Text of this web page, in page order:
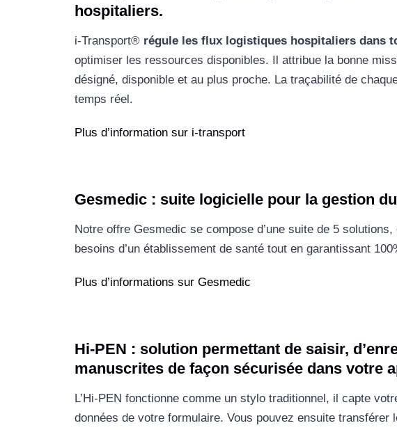
hospitaliers.
i-Transport® régule les flux logistiques hospitaliers dans
optimiser les ressources disponibles. Il attribue la bonne
désigné, disponible et au plus proche. La traçabilité de
temps réel.
Plus d’information sur i-transport
Gesmedic : suite logicielle pour la gestion
Notre offre Gesmedic se compose d’une suite de 5
besoins d’un établissement de santé tout en garantissant
Plus d’informations sur Gesmedic
Hi-PEN : solution permettant de saisir,
manuscrites de façon sécurisée dans votre
L’Hi-PEN fonctionne comme un stylo traditionnel, il capte
données de votre formulaire. Vous pouvez ensuite